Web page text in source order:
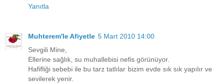
Yanıtla
Muhterem'le Afiyetle 5 Mart 2010 14:00
Sevgili Mine,
Ellerine sağlık, su muhallebisi nefis görünüyor.
Hafifliği sebebi ile bu tarz tatlılar bizim evde sık sık yapılır ve
sevilerek yenir.